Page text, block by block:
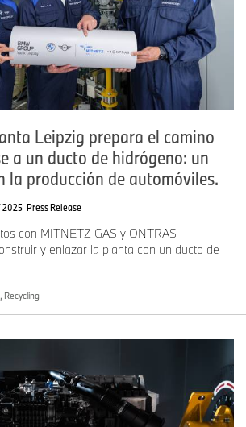
Leipzig prepara el camino
a un ducto de hidrógeno: un
la producción de automóviles.
2025 Press Release
con MITNETZ GAS y ONTRAS
y enlazar la planta con un ducto de
Recycling